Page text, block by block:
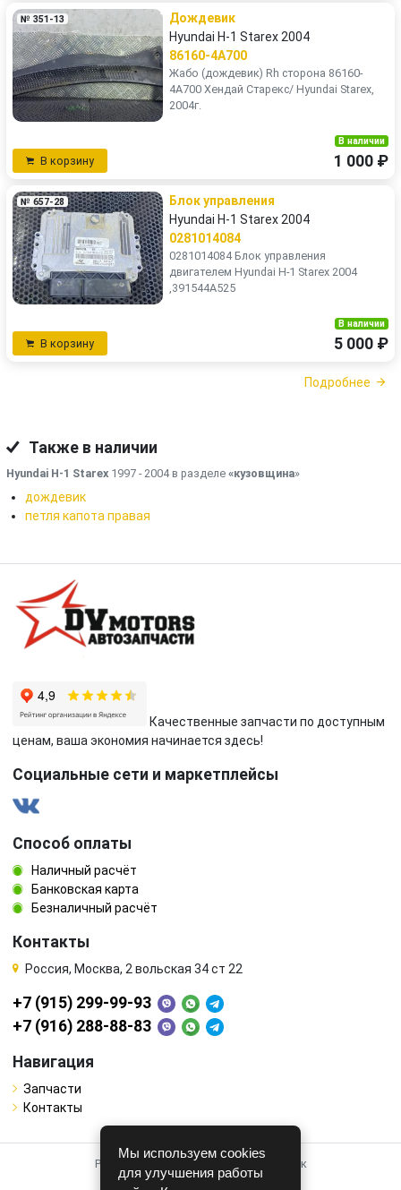
№ 351-13
Дождевик
Hyundai H-1 Starex 2004
86160-4A700
Жабо (дождевик) Rh сторона 86160-
4А700 Хендай Старекс/ Hyundai Starex,
2004г.
В корзину
В наличии
1 000 ₽
№ 657-28
Блок управления
Hyundai H-1 Starex 2004
0281014084
0281014084 Блок управления
двигателем Hyundai H-1 Starex 2004
,391544A525
В корзину
В наличии
5 000 ₽
Подробнее
Также в наличии
Hyundai H-1 Starex 1997 - 2004 в разделе «кузовщина»
дождевик
петля капота правая
Качественные запчасти по доступным
ценам, ваша экономия начинается здесь!
Социальные сети и маркетплейсы
Способ оплаты
Наличный расчёт
Банковская карта
Безналичный расчёт
Контакты
Россия, Москва, 2 вольская 34 ст 22
+7 (915) 299-99-93
+7 (916) 288-88-83
Навигация
Запчасти
Контакты
Работает на системе для авторазборок
CARRO.БИЗНЕС
Мы используем cookies
для улучшения работы